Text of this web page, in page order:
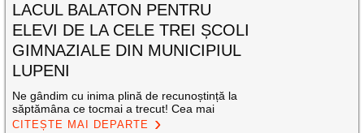
LACUL BALATON PENTRU
ELEVI DE LA CELE TREI ȘCOLI
GIMNAZIALE DIN MUNICIPIUL
LUPENI
Ne gândim cu inima plină de recunoștință la
săptămâna ce tocmai a trecut! Cea mai
CITEȘTE MAI DEPARTE